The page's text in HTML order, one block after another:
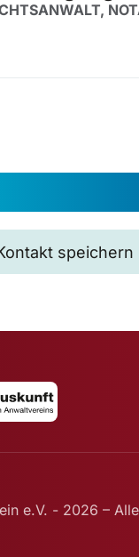
speichern
e.V. - 2026 –